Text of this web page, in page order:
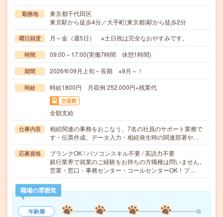
勤務地
東京都千代田区
東京駅から徒歩4分／大手町(東京都)駅から徒歩2分
曜日頻度 月～金（週5日） ※土日祝は完全なおやすみです。
時間 09:00～17:00(実働7時間 休憩1時間)
期間 2026年09月上旬～長期 ※9月～！
時給 時給1800円 月収例 252,000円+残業代
交通費
全額支給
仕事内容
相続関連の事務をおこなう、7名の社員のサポート業務で
す・伝票作成、データ入力・相続発生時の関連部署や…
応募資格
ブランクOK / パソコンスキル不要 / 英語力不要
銀行業界で就業のご経験をお持ちの方職種は問いません。
営業・窓口・事務センター・コールセンターOK！ブ…
職場の雰囲気
年齢層